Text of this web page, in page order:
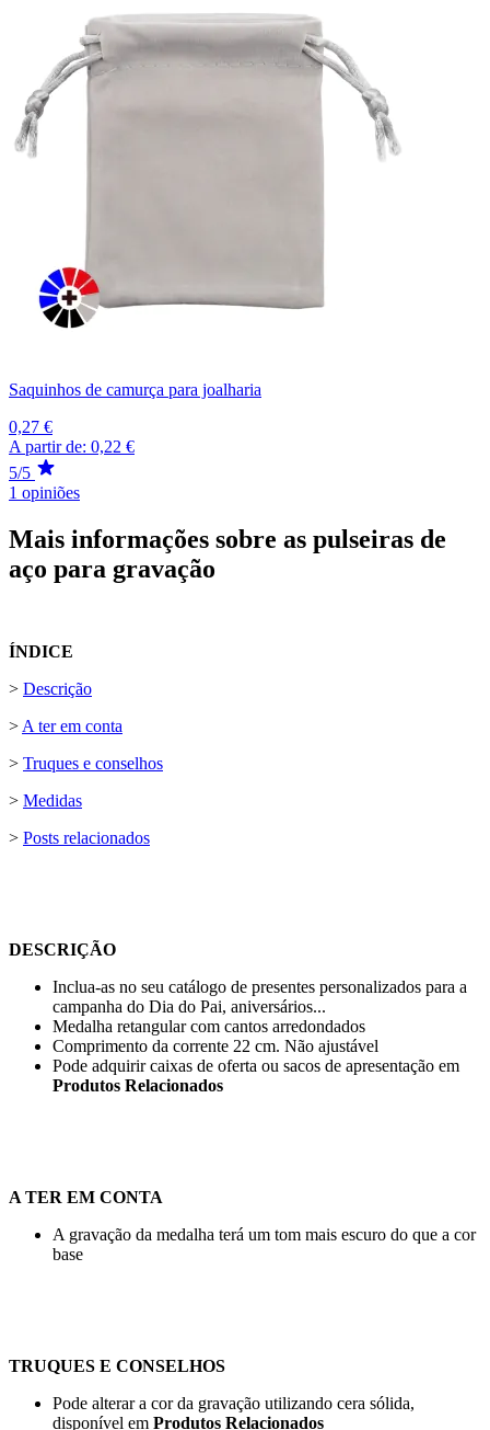
Saquinhos de camurça para joalharia
0,27 €
A partir de: 0,22 €
5/5
1 opiniões
Mais informações sobre as pulseiras de
aço para gravação
ÍNDICE
> Descrição
>A ter em conta
> Truques e conselhos
> Medidas
> Posts relacionados
DESCRIÇÃO
Inclua-as no seu catálogo de presentes personalizados para a
campanha do Dia do Pai, aniversários...
Medalha retangular com cantos arredondados
Comprimento da corrente 22 cm. Não ajustável
Pode adquirir caixas de oferta ou sacos de apresentação em
Produtos Relacionados
A TER EM CONTA
A gravação da medalha terá um tom mais escuro do que a cor
base
TRUQUES E CONSELHOS
Pode alterar a cor da gravação utilizando cera sólida,
disponível em Produtos Relacionados